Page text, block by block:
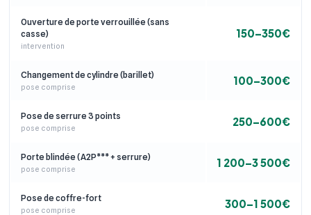
Ouverture de porte verrouillée (sans
casse)
intervention
150–350€
Changement de cylindre (barillet)
pose comprise 100–300€
Pose de serrure 3 points
pose comprise 250–600€
Porte blindée (A2P*** + serrure)
pose comprise 1 200–3 500€
Pose de coffre-fort
pose comprise 300–1 500€